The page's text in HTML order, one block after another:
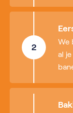
2
We
al